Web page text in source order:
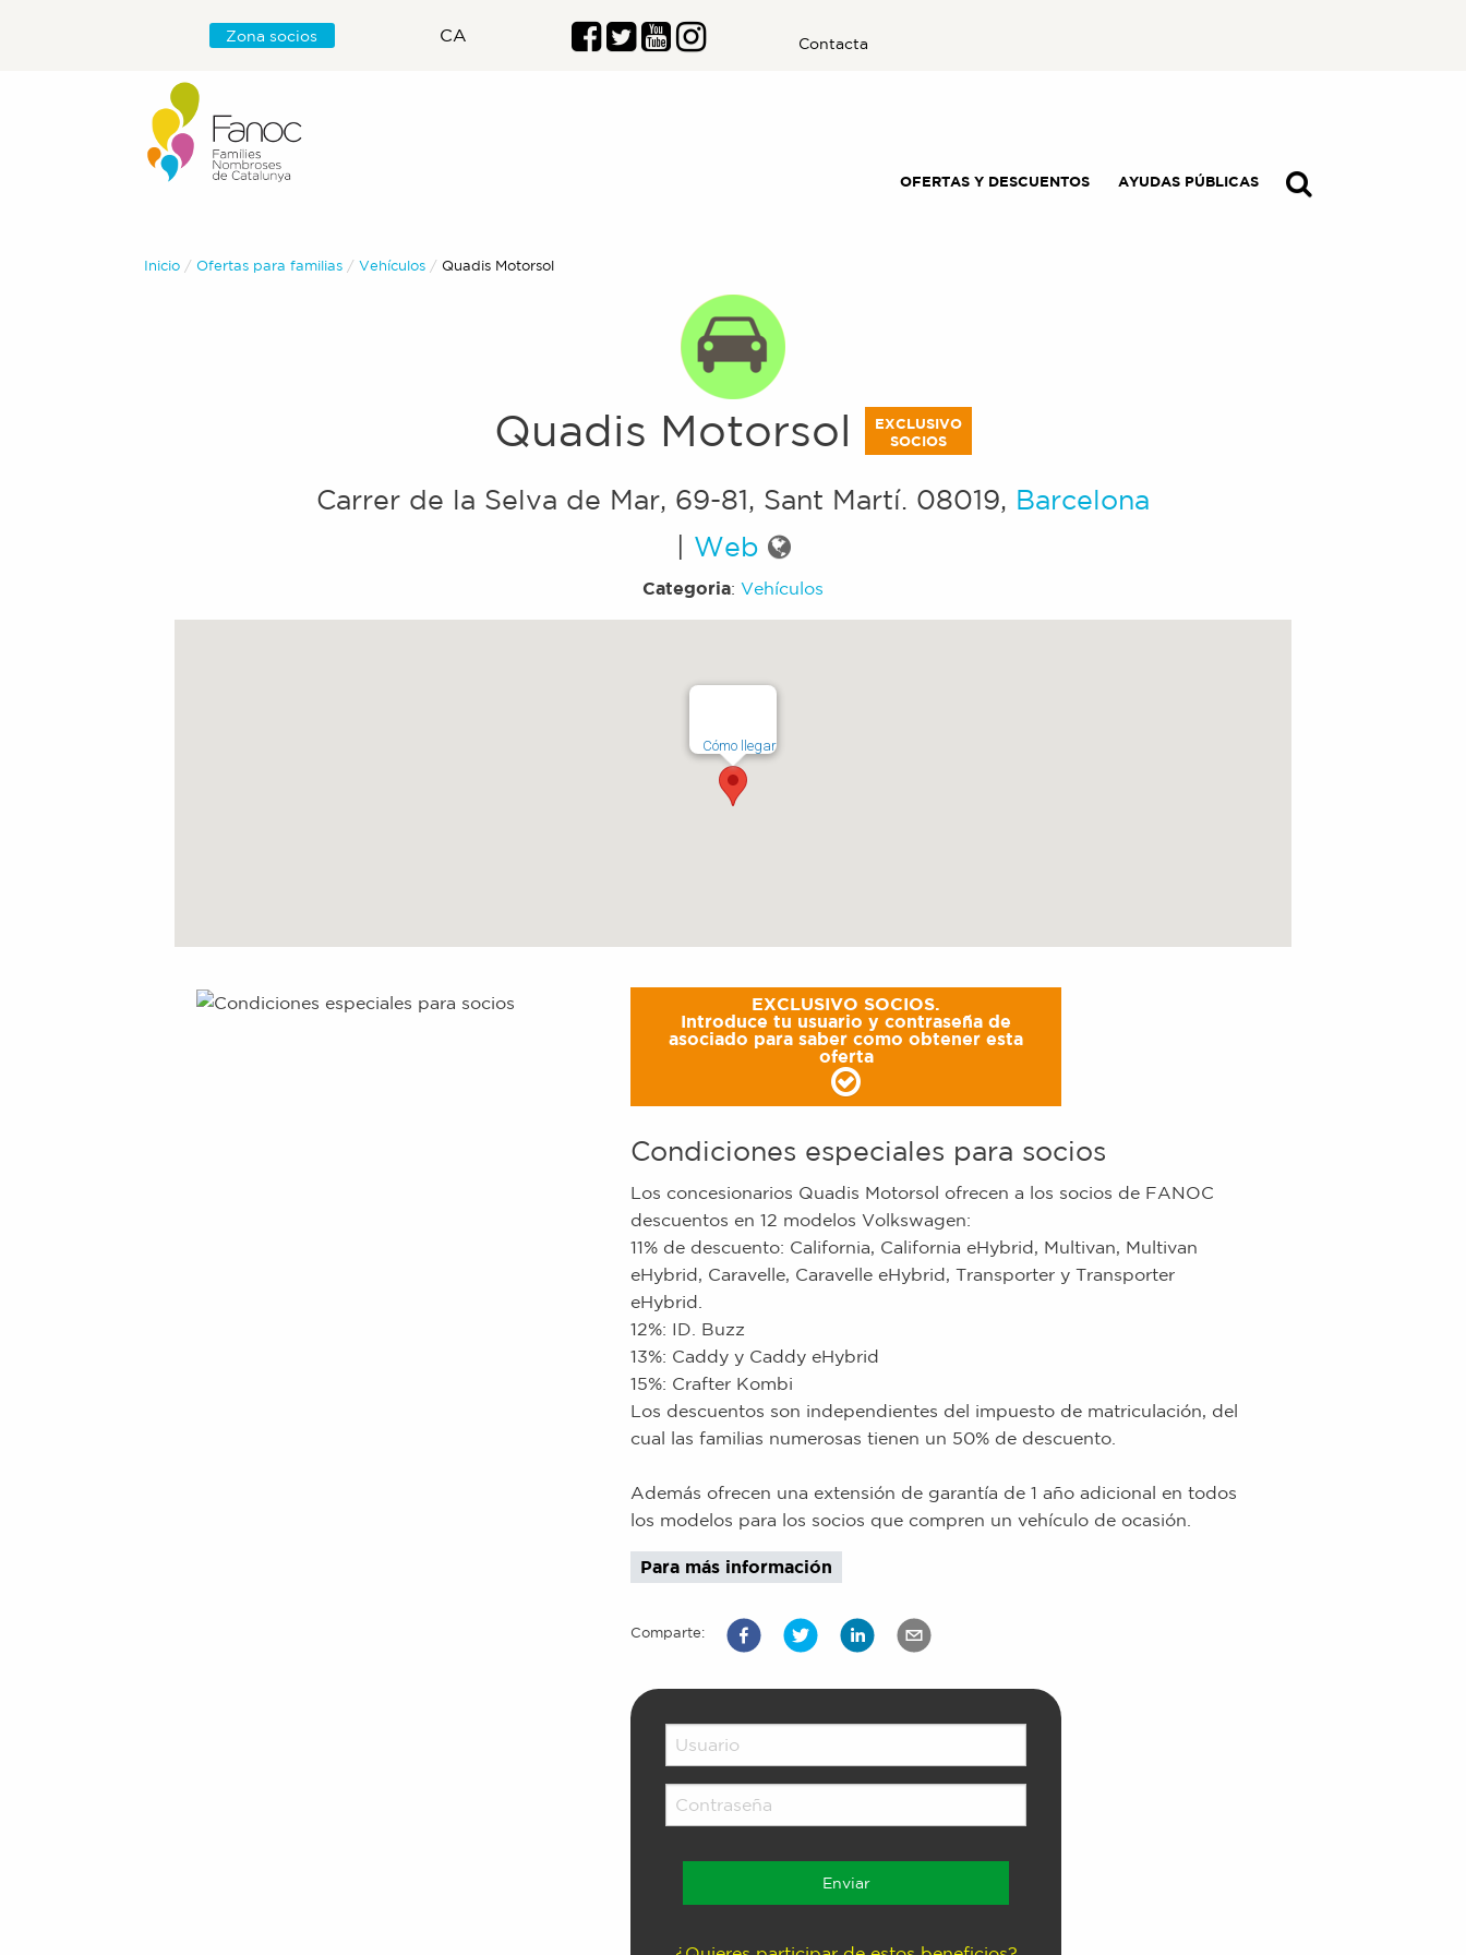
Zona socios CA Contacta
OFERTAS Y DESCUENTOS AYUDAS PÚBLICAS
Inicio Ofertas para familias Vehículos Actual:
Quadis Motorsol
Quadis Motorsol
EXCLUSIVO
SOCIOS
Carrer de la Selva de Mar, 69-81, Sant Martí. 08019, Barcelona
Web
Categoria: Vehículos
Cómo llegar
EXCLUSIVO SOCIOS.
Introduce tu usuario y contraseña de
asociado para saber como obtener esta
oferta
Condiciones especiales para socios
Los concesionarios Quadis Motorsol ofrecen a los socios de FANOC
descuentos en 12 modelos Volkswagen:
11% de descuento: California, California eHybrid, Multivan, Multivan
eHybrid, Caravelle, Caravelle eHybrid, Transporter y Transporter
eHybrid.
12%: ID. Buzz
13%: Caddy y Caddy eHybrid
15%: Crafter Kombi
Los descuentos son independientes del impuesto de matriculación, del
cual las familias numerosas tienen un 50% de descuento.
Además ofrecen una extensión de garantía de 1 año adicional en todos
los modelos para los socios que compren un vehículo de ocasión.
Para más información
Comparte: